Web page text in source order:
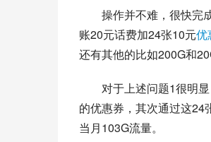
操作并不难，很快完
账20元话费加24张10元优
还有其他的比如200G和
对于上述问题1很明
的优惠券，其次通过这24
当月103G流量。